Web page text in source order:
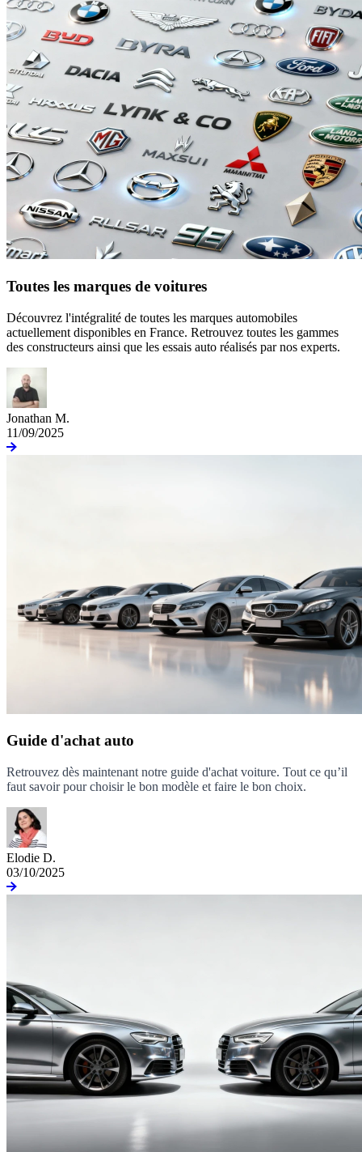
Toutes les marques de voitures
Découvrez l'intégralité de toutes les marques automobiles
actuellement disponibles en France. Retrouvez toutes les gammes
des constructeurs ainsi que les essais auto réalisés par nos experts.
Jonathan M.
11/09/2025
Guide d'achat auto
Retrouvez dès maintenant notre guide d'achat voiture. Tout ce qu’il
faut savoir pour choisir le bon modèle et faire le bon choix.
Elodie D.
03/10/2025